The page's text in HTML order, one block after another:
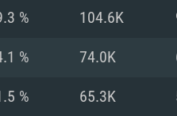
% 104.6K
% 74.0K
% 65.3K